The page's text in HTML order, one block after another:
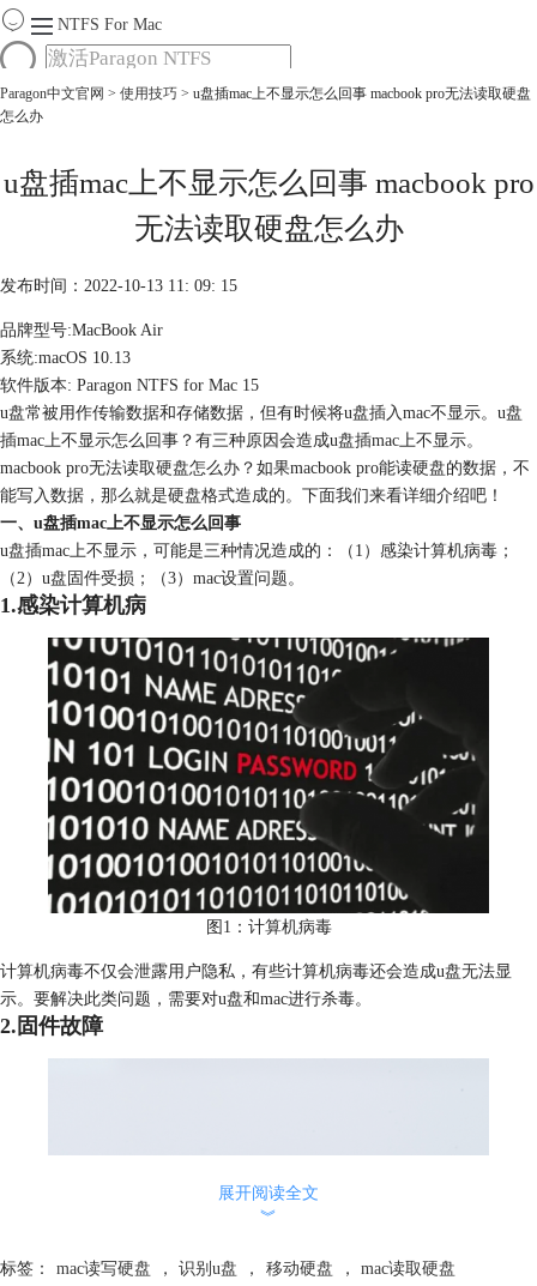
NTFS For Mac
首页
功能
Mac软件大全
下载
Paragon中文官网 > 使用技巧 > u盘插mac上不显示怎么回事 macbook pro无法读取硬盘
怎么办
u盘插mac上不显示怎么回事 macbook pro
无法读取硬盘怎么办
发布时间：2022-10-13 11: 09: 15
品牌型号:MacBook Air
系统:macOS 10.13
软件版本: Paragon NTFS for Mac 15
u盘常被用作传输数据和存储数据，但有时候将u盘插入mac不显示。u盘
插mac上不显示怎么回事？有三种原因会造成u盘插mac上不显示。
macbook pro无法读取硬盘怎么办？如果macbook pro能读硬盘的数据，不
能写入数据，那么就是硬盘格式造成的。下面我们来看详细介绍吧！
一、u盘插mac上不显示怎么回事
u盘插mac上不显示，可能是三种情况造成的：（1）感染计算机病毒；
（2）u盘固件受损；（3）mac设置问题。
1.感染计算机病
图1：计算机病毒
计算机病毒不仅会泄露用户隐私，有些计算机病毒还会造成u盘无法显
示。要解决此类问题，需要对u盘和mac进行杀毒。
2.固件故障
展开阅读全文
︾
标签： mac读写硬盘 ， 识别u盘 ， 移动硬盘 ， mac读取硬盘